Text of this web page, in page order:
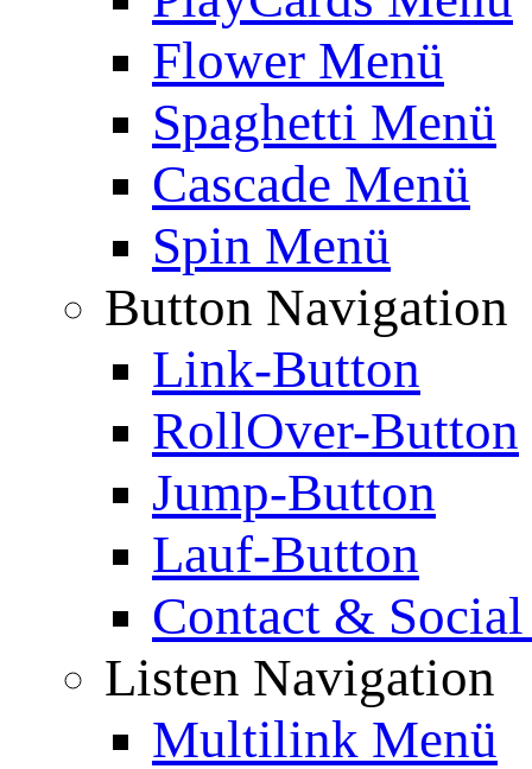
Flower Menü
Spaghetti Menü
Cascade Menü
Spin Menü
Button Navigation
Link-Button
RollOver-Button
Jump-Button
Lauf-Button
Contact &
Listen Navigation
Multilink Menü